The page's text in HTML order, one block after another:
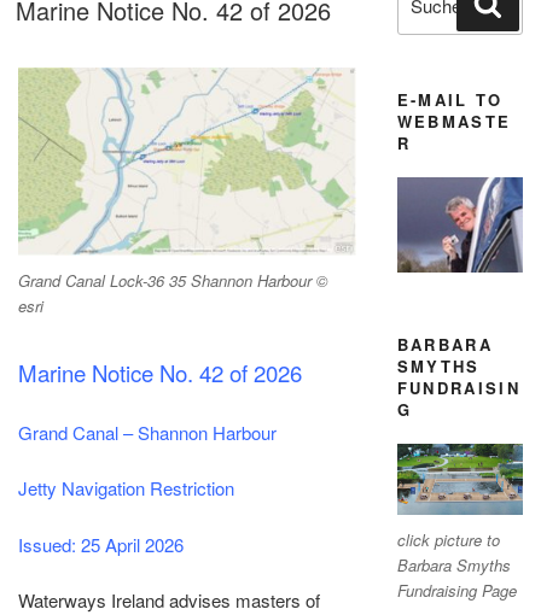
Marine Notice No. 42 of 2026
Grand Canal Lock-36 35 Shannon Harbour ©
esri
Marine Notice No. 42 of 2026
Grand Canal – Shannon Harbour
Jetty Navigation Restriction
Issued: 25 April 2026
Waterways Ireland advises masters of
nach:
E-MAIL TO
WEBMASTE
R
BARBARA
SMYTHS
FUNDRAISIN
G
click picture to
Barbara Smyths
Fundraising Page